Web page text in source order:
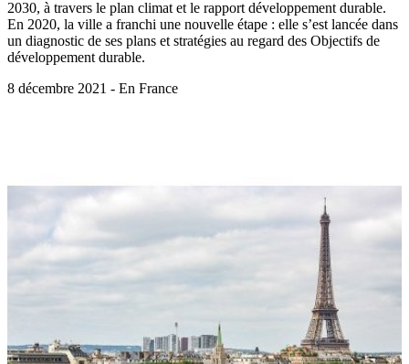
2030, à travers le plan climat et le rapport développement durable.
En 2020, la ville a franchi une nouvelle étape : elle s’est lancée dans
un diagnostic de ses plans et stratégies au regard des Objectifs de
développement durable.
8 décembre 2021 - En France